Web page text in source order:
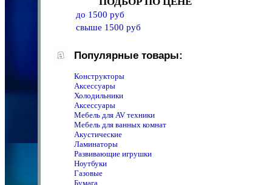
до 1500 руб
свыше 1500 руб
Популярные товары:
Конструкторы
Аксессуары
Холодильники
Аксессуары
Мебель для AV техники
Мебель для ванных комнат
Акустические
Ламинаторы
Развивающие игрушки
Ноутбуки
Газовые
Бумага